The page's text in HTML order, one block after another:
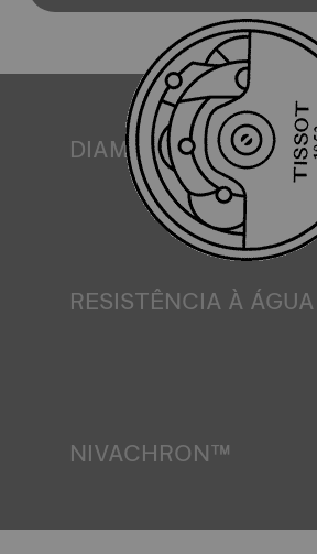
DIAMANTES
A Tissot compromete-se a garantir a
‒ incluindo cor, pureza e quilates ‒ dos
seus relógios. Todos os diamantes
requisitos de certificação do processo de
sistema internacional para a certificação
RESISTÊNCIA À ÁGUA
NIVACHRON™